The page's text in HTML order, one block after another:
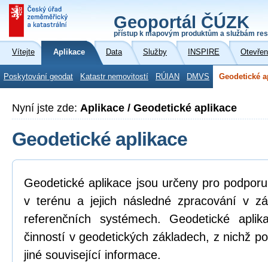
Geoportál ČÚZK
přístup k mapovým produktům a službám
Vítejte Aplikace Data Služby INSPIRE
Poskytování geodat Katastr nemovitostí RÚIAN DMVS Geodetické
Nyní jste zde: Aplikace / Geodetické aplikace
Geodetické aplikace
Geodetické aplikace jsou určeny pro
v terénu a jejich následné zpracování v
referenčních systémech. Geodetické
činností v geodetických základech, z nichž
jiné související informace.